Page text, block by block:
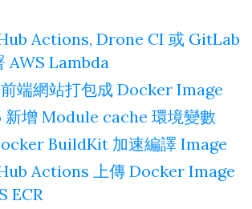
Actions, Drone CI 或 GitLab
AWS Lambda
端網站打包成 Docker Image
新增 Module cache 環境變數
BuildKit 加速編譯 Image
Actions 上傳 Docker Image
ECR